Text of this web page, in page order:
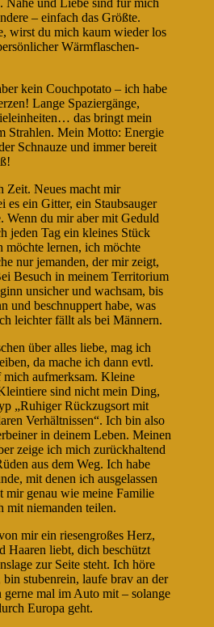
– einfach das Größte.
wirst du mich kaum wieder los
Wärmflaschen-
kein Couchpotato – ich habe
Lange Spaziergänge,
das bringt mein
Strahlen. Mein Motto: Energie
Schnauze und immer bereit
Zeit. Neues macht mir
es ein Gitter, ein Staubsauger
Wenn du mir aber mit Geduld
jeden Tag ein kleines Stück
möchte lernen, ich möchte
nur jemanden, der mir zeigt,
Besuch in meinem Territorium
unsicher und wachsam, bis
und beschnuppert habe, was
leichter fällt als bei Männern.
über alles liebe, mag ich
da mache ich dann evtl.
mich aufmerksam. Kleine
sind nicht mein Ding,
„Ruhiger Rückzugsort mit
Verhältnissen“. Ich bin also
in deinem Leben. Meinen
zeige ich mich zurückhaltend
aus dem Weg. Ich habe
mit denen ich ausgelassen
mir genau wie meine Familie
mit niemanden teilen.
mir ein riesengroßes Herz,
Haaren liebt, dich beschützt
zur Seite steht. Ich höre
stubenrein, laufe brav an der
gerne mal im Auto mit – solange
Europa geht.